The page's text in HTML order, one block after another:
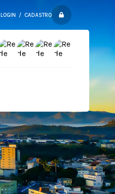
LOGIN / CADASTRO